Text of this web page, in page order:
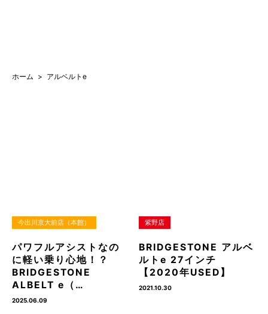
ホーム アルベルトe
今出川京大前店（本館）
パワフルアシストなの
に軽い乗り心地！？
BRIDGESTONE
ALBELT e（…
2025.06.09
紫野店
BRIDGESTONE アルベ
ルトe 27インチ
【2020年USED】
2021.10.30